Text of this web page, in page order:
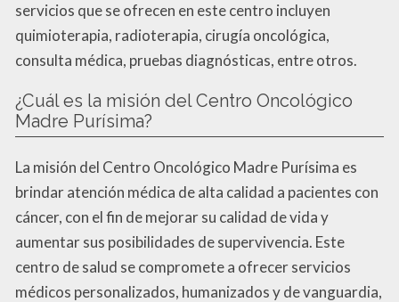
servicios que se ofrecen en este centro incluyen
quimioterapia, radioterapia, cirugía oncológica,
consulta médica, pruebas diagnósticas, entre otros.
¿Cuál es la misión del Centro Oncológico
Madre Purísima?
La misión del Centro Oncológico Madre Purísima es
brindar atención médica de alta calidad a pacientes con
cáncer, con el fin de mejorar su calidad de vida y
aumentar sus posibilidades de supervivencia. Este
centro de salud se compromete a ofrecer servicios
médicos personalizados, humanizados y de vanguardia,